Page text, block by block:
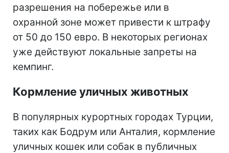
разрешения на побережье или в
охранной зоне может привести к штрафу
от 50 до 150 евро. В некоторых регионах
уже действуют локальные запреты на
кемпинг.
Кормление уличных животных
В популярных курортных городах Турции,
таких как Бодрум или Анталия, кормление
уличных кошек или собак в публичных